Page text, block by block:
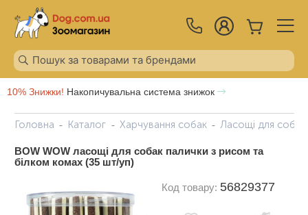
10% Знижки! Накопичувальна система знижок
Головна Каталог Харчування собак Ласощі для собак
BOW WOW ласощі для собак палички з рисом та
білком комах (35 шт/уп)
Код товару: 56829377